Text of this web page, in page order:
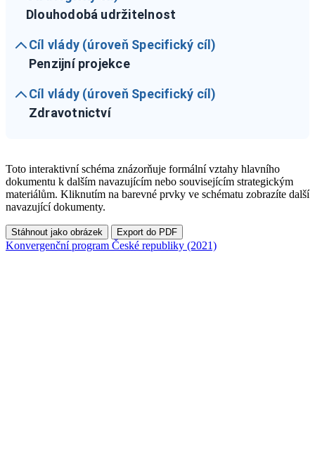
Dlouhodobá udržitelnost
Cíl vlády (úroveň Specifický cíl)
Penzijní projekce
Cíl vlády (úroveň Specifický cíl)
Zdravotnictví
Toto interaktivní schéma znázorňuje formální vztahy hlavního
dokumentu k dalším navazujícím nebo souvisejícím strategickým
materiálům. Kliknutím na barevné prvky ve schématu zobrazíte další
navazující dokumenty.
Stáhnout jako obrázek Export do PDF
Konvergenční program České republiky (2021)